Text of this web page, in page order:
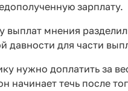
зарплату.
мнения
давности для части
нужно доплатить за
течь после